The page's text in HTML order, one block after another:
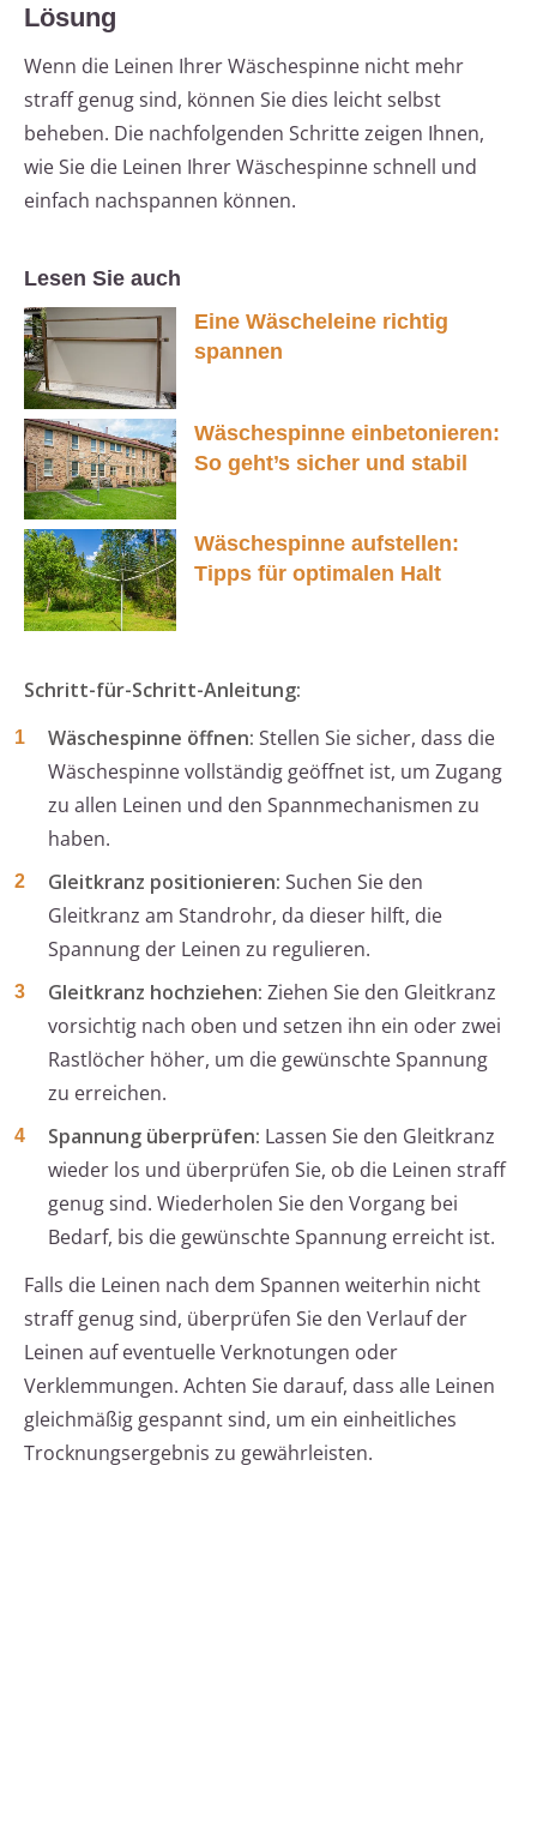
Lösung
Wenn die Leinen Ihrer Wäschespinne nicht mehr
straff genug sind, können Sie dies leicht selbst
beheben. Die nachfolgenden Schritte zeigen Ihnen,
wie Sie die Leinen Ihrer Wäschespinne schnell und
einfach nachspannen können.
Lesen Sie auch
Eine Wäscheleine richtig
spannen
Wäschespinne einbetonieren:
So geht’s sicher und stabil
Wäschespinne aufstellen:
Tipps für optimalen Halt
Schritt-für-Schritt-Anleitung:
Wäschespinne öffnen: Stellen Sie sicher, dass die
Wäschespinne vollständig geöffnet ist, um Zugang
zu allen Leinen und den Spannmechanismen zu
haben.
Gleitkranz positionieren: Suchen Sie den
Gleitkranz am Standrohr, da dieser hilft, die
Spannung der Leinen zu regulieren.
Gleitkranz hochziehen: Ziehen Sie den Gleitkranz
vorsichtig nach oben und setzen ihn ein oder zwei
Rastlöcher höher, um die gewünschte Spannung
zu erreichen.
Spannung überprüfen: Lassen Sie den Gleitkranz
wieder los und überprüfen Sie, ob die Leinen straff
genug sind. Wiederholen Sie den Vorgang bei
Bedarf, bis die gewünschte Spannung erreicht ist.
Falls die Leinen nach dem Spannen weiterhin nicht
straff genug sind, überprüfen Sie den Verlauf der
Leinen auf eventuelle Verknotungen oder
Verklemmungen. Achten Sie darauf, dass alle Leinen
gleichmäßig gespannt sind, um ein einheitliches
Trocknungsergebnis zu gewährleisten.